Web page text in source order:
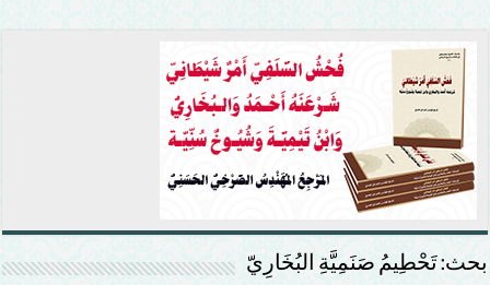
بحث: تَحْطِيمُ صَنَمِيَّةِ البُخَارِيّ